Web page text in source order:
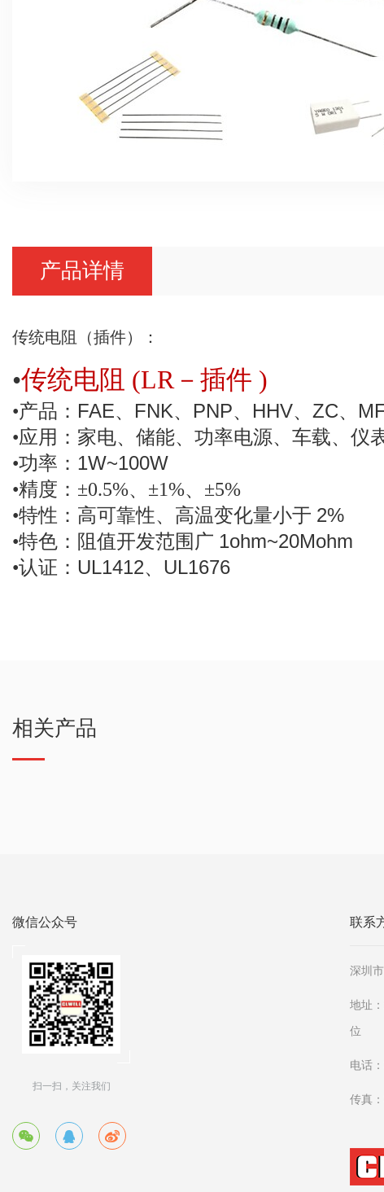
产品详情
传统电阻（插件）：
•传统电阻 (LR －插件 )
•产品： FAE、 FNK、 PNP、 HHV、 ZC、
•应用：家电、储能、功率电源、车载、仪
•功率： 1W~100W
•精度： ±0.5%、 ±1%、 ±5%
•特性：高可靠性、高温变化量小于 2%
•特色：阻值开发范围广 1ohm~20Mohm
•认证： UL1412、 UL1676
相关产品
微信公众号
扫一扫，关注我们
联系
深圳
地址
位
电话
传真